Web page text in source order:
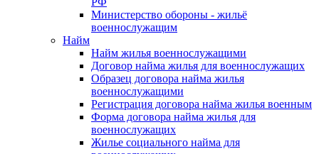
Министерство обороны - жильё
военнослужащим
Найм
Найм жилья военнослужащими
Договор найма жилья для военнослужащих
Образец договора найма жилья
военнослужащими
Регистрация договора найма жилья военным
Форма договора найма жилья для
военнослужащих
Жилье социального найма для